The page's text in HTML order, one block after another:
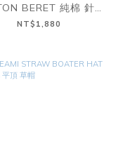
BERET 純棉 針織
貝雷帽
NT$1,880